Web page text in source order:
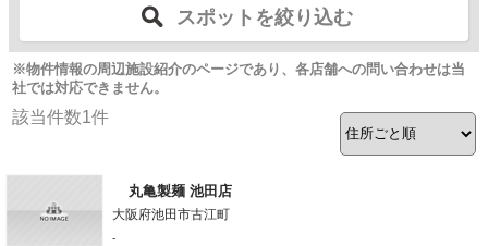
スポットを絞り込む
※物件情報の周辺施設紹介のページであり、各店舗への問い合わせは当
社では対応できません。
該当件数1件
丸亀製麺 池田店
大阪府池田市古江町
-